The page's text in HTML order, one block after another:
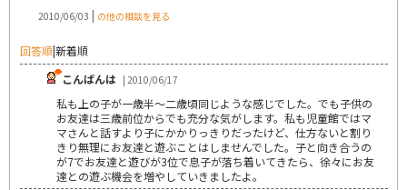
2010/06/03 | の他の相談を見る
回答順|新着順
こんばんは | 2010/06/17
私も上の子が一歳半～二歳頃同じような感じでした。でも子供の
お友達は三歳前位からでも充分な気がします。私も児童館ではマ
マさんと話すより子にかかりっきりだったけど、仕方ないと割り
きり無理にお友達と遊ぶことはしませんでした。子と向き合うの
が7でお友達と遊びが3位で息子が落ち着いてきたら、徐々にお友
達との遊ぶ機会を増やしていきましたよ。